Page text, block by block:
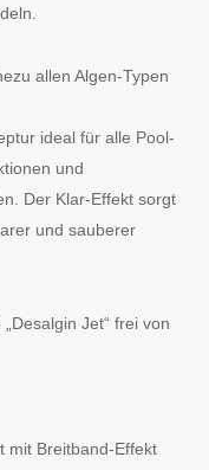
allen Algen-Typen
ideal für alle Pool-
und
Der Klar-Effekt sorgt
und sauberer
Jet“ frei von
mit Breitband-Effekt